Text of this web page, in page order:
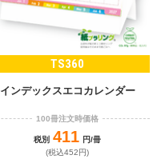
TS360
インデックスエコカレンダー
100冊注文時価格
税別 411 円/冊
(税込452円)